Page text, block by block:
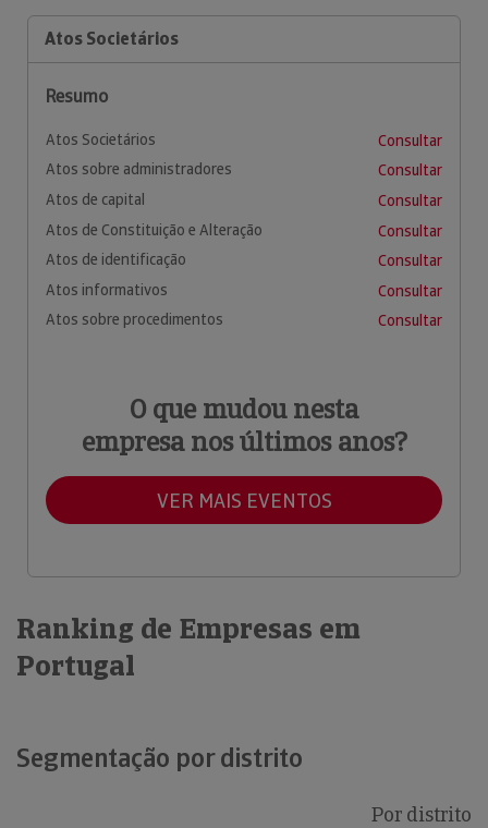
Atos Societários
Resumo
Atos Societários
Consultar
Atos sobre administradores
Consultar
Atos de capital
Consultar
Atos de Constituição e Alteração
Consultar
Atos de identificação
Consultar
Atos informativos
Consultar
Atos sobre procedimentos
Consultar
O que mudou nesta
empresa nos últimos anos?
VER MAIS EVENTOS
Ranking de Empresas em
Portugal
Segmentação por distrito
Por distrito